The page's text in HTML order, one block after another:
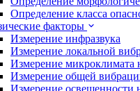
Определение класса
факторы
Измерение инфразвука
Измерение локальной
Измерение микроклимата
Измерение общей
Измерение освещенности